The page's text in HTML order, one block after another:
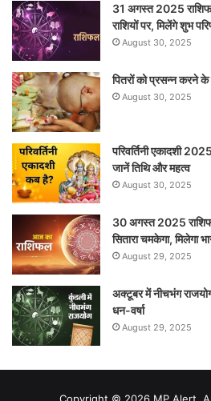
31 अगस्त 2025
राशियों पर, मिलेंगे शुभ
August 30, 2025
पितरों को प्रसन्न करने
August 30, 2025
परिवर्तिनी एकादशी
जानें तिथि और महत्व
August 30, 2025
30 अगस्त 2025
सितारा चमकेगा, मिलेगा
August 29, 2025
अक्टूबर में नीचभंग
धन-वर्षा
August 29, 2025
Copyright © 2026 MP Alert.